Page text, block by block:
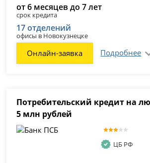
от 6 месяцев до 7 лет
срок кредита
17 отделений
офисы в Новокузнецке
Онлайн-заявка Подробнее
Потребительский кредит на
5 млн рублей
ЦБ РФ